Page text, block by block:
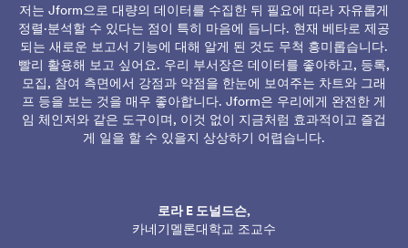
저는 Jform으로 대량의 데이터를 수집한 뒤 필요에 따라 자유롭게
정렬·분석할 수 있다는 점이 특히 마음에 듭니다. 현재 베타로 제공
되는 새로운 보고서 기능에 대해 알게 된 것도 무척 흥미롭습니다.
빨리 활용해 보고 싶어요. 우리 부서장은 데이터를 좋아하고, 등록,
모집, 참여 측면에서 강점과 약점을 한눈에 보여주는 차트와 그래
프 등을 보는 것을 매우 좋아합니다. Jform은 우리에게 완전한 게
임 체인저와 같은 도구이며, 이것 없이 지금처럼 효과적이고 즐겁
게 일을 할 수 있을지 상상하기 어렵습니다.
로라 E 도널드슨,
카네기멜론대학교 조교수